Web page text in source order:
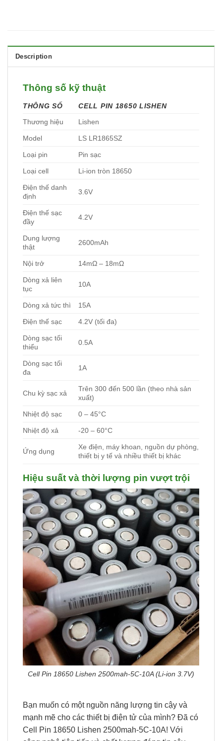
Description
Thông số kỹ thuật
THÔNG SỐ
CELL PIN 18650 LISHEN
Thương hiệu
Lishen
Model LS LR1865SZ
Loại pin Pin sạc
Loại cell Li-ion tròn 18650
Điện thế danh
định
3.6V
Điện thế sạc
đầy
4.2V
Dung lượng
thật
2600mAh
Nội trở 14mΩ – 18mΩ
Dòng xả liên
tục
10A
Dòng xả tức thì 15A
Điện thế sạc 4.2V (tối đa)
Dòng sạc tối
thiểu
0.5A
Dòng sạc tối
đa
1A
Chu kỳ sạc xả
Trên 300 đến 500 lần (theo nhà sản
xuất)
Nhiệt độ sạc 0 – 45°C
Nhiệt độ xả -20 – 60°C
Ứng dụng
Xe điện, máy khoan, nguồn dự phòng,
thiết bị y tế và nhiều thiết bị khác
Hiệu suất và thời lượng pin vượt trội
Cell Pin 18650 Lishen 2500mah-5C-10A (Li-ion 3.7V)
Bạn muốn có một nguồn năng lượng tin cậy và
mạnh mẽ cho các thiết bị điện tử của mình? Đã có
Cell Pin 18650 Lishen 2500mah-5C-10A! Với